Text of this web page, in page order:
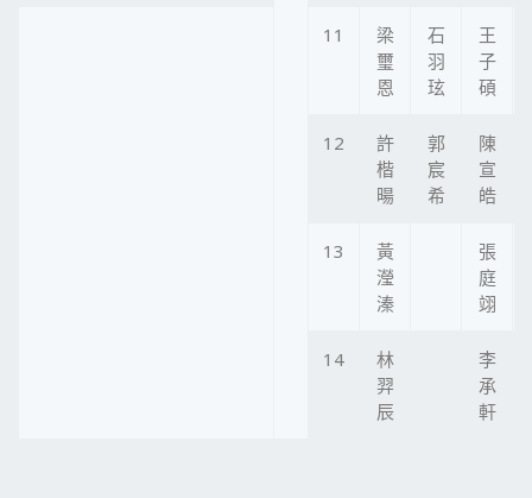
11
梁
璽
恩
石
羽
玹
王
子
碩
12
許
楷
暘
郭
宸
希
陳
宣
皓
13
黃
瀅
溱
張
庭
翊
14
林
羿
辰
李
承
軒